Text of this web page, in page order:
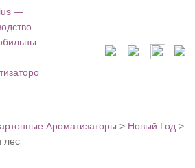
Ароматизаторы > Новый Год >
лес